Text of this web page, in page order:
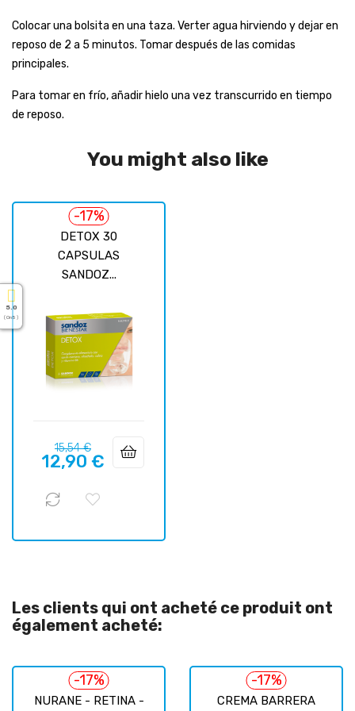
Colocar una bolsita en una taza. Verter agua hirviendo y dejar en
reposo de 2 a 5 minutos. Tomar después de las comidas
principales.
Para tomar en frío, añadir hielo una vez transcurrido en tiempo
de reposo.
You might also like
DETOX 30
CAPSULAS
SANDOZ...
-17%
Prix
habituel
15,54 €Prix
12,90 €
Les clients qui ont acheté ce produit ont
également acheté:
NURANE - RETINA -
-17%
CREMA BARRERA
-17%
5.0
( On 5 )